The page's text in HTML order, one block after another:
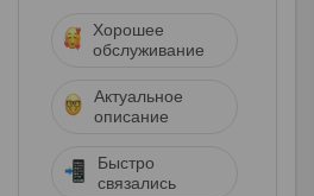
Хорошее
обслуживание
Актуальное
описание
Быстро
связались